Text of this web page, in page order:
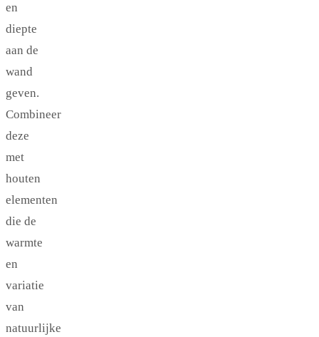
en
diepte
aan de
wand
geven.
Combineer
deze
met
houten
elementen
die de
warmte
en
variatie
van
natuurlijke